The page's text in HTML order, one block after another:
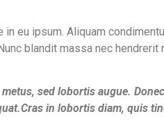
eu ipsum. Aliquam
blandit massa nec hendrerit
sed lobortis augue.
in lobortis diam, quis